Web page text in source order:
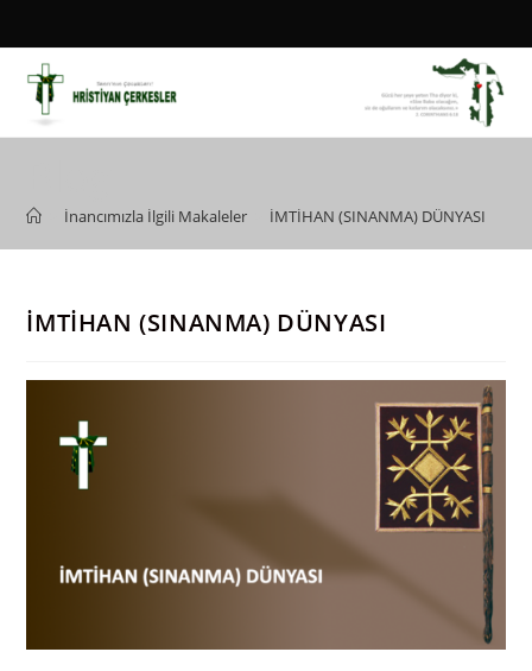
to
content
İnancımızla İlgili Makaleler İMTİHAN (SINANMA) DÜNYASI
İMTİHAN (SINANMA) DÜNYASI